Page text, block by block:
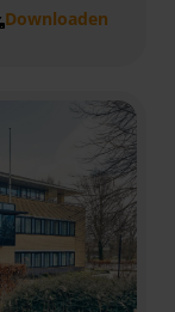
Downloaden